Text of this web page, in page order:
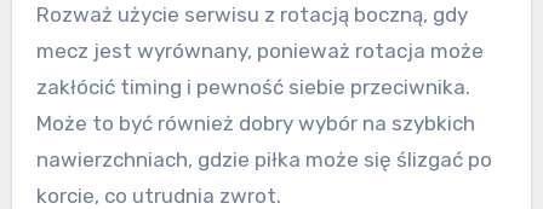
Rozważ użycie serwisu z rotacją boczną, gdy
mecz jest wyrównany, ponieważ rotacja może
zakłócić timing i pewność siebie przeciwnika.
Może to być również dobry wybór na szybkich
nawierzchniach, gdzie piłka może się ślizgać po
korcie, co utrudnia zwrot.